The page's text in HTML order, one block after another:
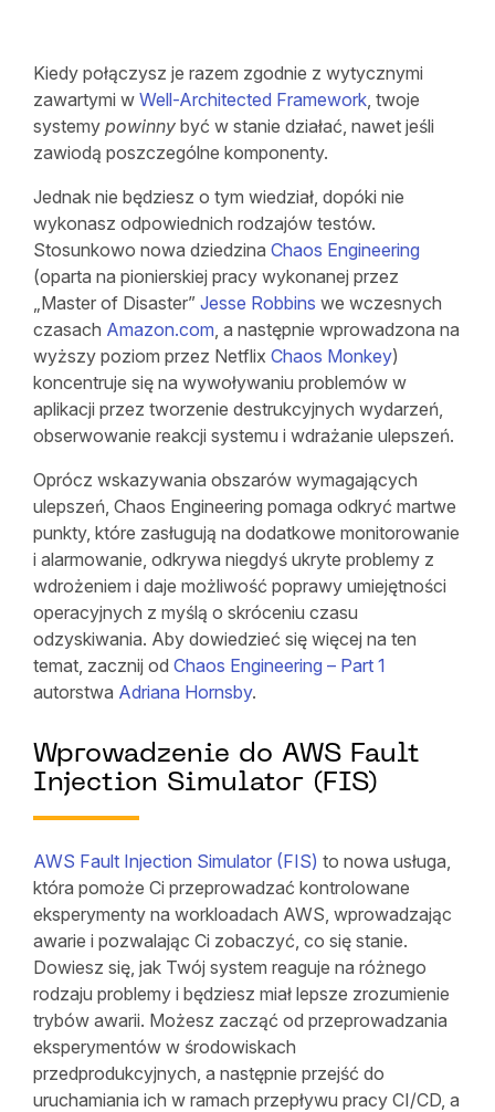
Kiedy połączysz je razem zgodnie z wytycznymi
zawartymi w Well-Architected Framework, twoje
systemy powinny być w stanie działać, nawet jeśli
zawiodą poszczególne komponenty.
Jednak nie będziesz o tym wiedział, dopóki nie
wykonasz odpowiednich rodzajów testów.
Stosunkowo nowa dziedzina Chaos Engineering
(oparta na pionierskiej pracy wykonanej przez
„Master of Disaster” Jesse Robbins we wczesnych
czasach Amazon.com, a następnie wprowadzona na
wyższy poziom przez Netflix Chaos Monkey)
koncentruje się na wywoływaniu problemów w
aplikacji przez tworzenie destrukcyjnych wydarzeń,
obserwowanie reakcji systemu i wdrażanie ulepszeń.
Oprócz wskazywania obszarów wymagających
ulepszeń, Chaos Engineering pomaga odkryć martwe
punkty, które zasługują na dodatkowe monitorowanie
i alarmowanie, odkrywa niegdyś ukryte problemy z
wdrożeniem i daje możliwość poprawy umiejętności
operacyjnych z myślą o skróceniu czasu
odzyskiwania. Aby dowiedzieć się więcej na ten
temat, zacznij od Chaos Engineering – Part 1
autorstwa Adriana Hornsby.
Wprowadzenie do AWS Fault
Injection Simulator (FIS)
AWS Fault Injection Simulator (FIS) to nowa usługa,
która pomoże Ci przeprowadzać kontrolowane
eksperymenty na workloadach AWS, wprowadzając
awarie i pozwalając Ci zobaczyć, co się stanie.
Dowiesz się, jak Twój system reaguje na różnego
rodzaju problemy i będziesz miał lepsze zrozumienie
trybów awarii. Możesz zacząć od przeprowadzania
eksperymentów w środowiskach
przedprodukcyjnych, a następnie przejść do
uruchamiania ich w ramach przepływu pracy CI/CD, a